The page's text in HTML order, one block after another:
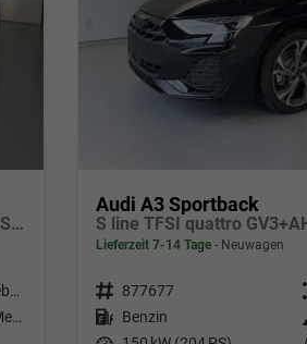
S line TFSI quattro GV3+AHK+Navi+Cam+eHeck+Sound+ACC+ParkAssist+Komfort
Doppelkupplungsgetriebe (DSG)
[2Y2Y] Gletscherweiß Metallic
Audi A3 Sportback
Lieferzeit 7-14 Tage Neuwagen
Fahrzeugnr. 877677
Kraftstoff Benzin